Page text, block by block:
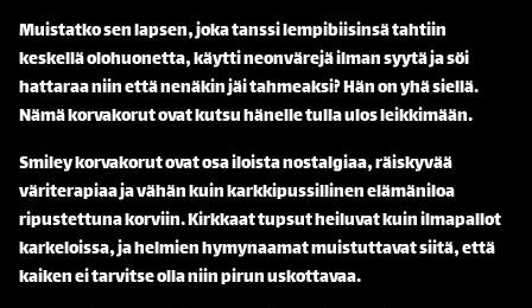
Muistatko sen lapsen, joka tanssi lempibiisinsä tahtiin
keskellä olohuonetta, käytti neonvärejä ilman syytä ja söi
hattaraa niin että nenäkin jäi tahmeaksi? Hän on yhä siellä.
Nämä korvakorut ovat kutsu hänelle tulla ulos leikkimään.
Smiley korvakorut ovat osa iloista nostalgiaa, räiskyvää
väriterapiaa ja vähän kuin karkkipussillinen elämäniloa
ripustettuna korviin. Kirkkaat tupsut heiluvat kuin ilmapallot
karkeloissa, ja helmien hymynaamat muistuttavat siitä, että
kaiken ei tarvitse olla niin pirun uskottavaa.